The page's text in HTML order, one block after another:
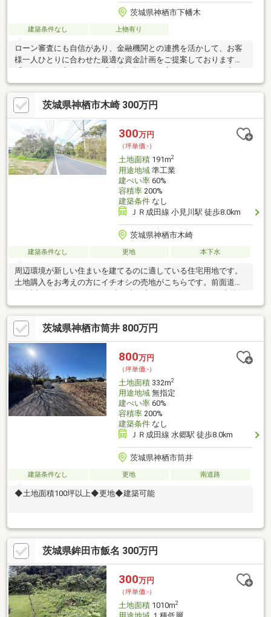
茨城県神栖市下幡木
建築条件なし 上物有り
ローン審査にも自信があり、金融機関との連携を活かして、お客
様一人ひとりに合わせた最適な資金計画をご提案しております。
「ローンに不安がある」「他社で難しいと言われた」という方
も、ぜひ一度ご相談ください。また、提携リフォーム業者による
リフォーム・リノベーション提案も可能です。購入後の住まいづ
くりはもちろん、売却前の資産価値向上まで幅広くサポートいた
します。「購入・売却・リフォーム」をワンストップで対応し、
お客様に安心してお任せいただけるよう全力でサポートいたしま
す。
茨城県神栖市木崎 300万円
300万円
（坪単価:-）
土地面積191m2
用途地域準工業
建ぺい率60%
容積率200%
建築条件なし
ＪＲ成田線 小見川駅 徒歩8.0km
茨城県神栖市木崎
建築条件なし 更地 本下水
周辺環境が新しい住まいを建てるのに適している住宅用地です。
土地購入をお考えの方にイチオシの売地がこちらです。前面道路
6m以上は確保しているので車の出し入れもラクラクです。土地面
積は191㎡(公簿)です。中小企業の振興・育成等を目的とした準工
業地域です。こちらは間取りや建築時期などの建築条件に指定が
ありません。茨城県神栖市筒井 800万円
800万円
（坪単価:-）
土地面積332m2
用途地域無指定
建ぺい率60%
容積率200%
建築条件なし
ＪＲ成田線 水郷駅 徒歩8.0km
茨城県神栖市筒井
建築条件なし 更地 南道路
◆土地面積100坪以上◆更地◆建築可能
茨城県鉾田市飯名 300万円
300万円
（坪単価:-）
土地面積1010m2